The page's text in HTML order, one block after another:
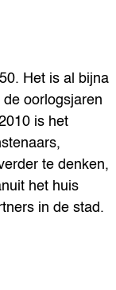
Het is al bijna
oorlogsjaren
is het
te denken,
het huis
in de stad.